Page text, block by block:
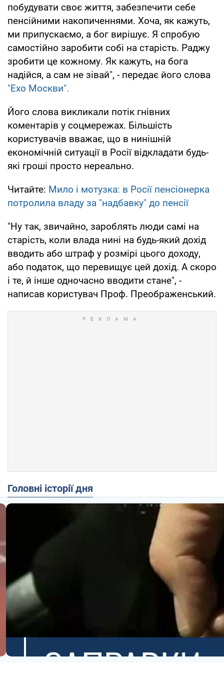
побудувати своє життя, забезпечити себе
пенсійними накопиченнями. Хоча, як кажуть,
ми припускаємо, а бог вирішує. Я спробую
самостійно заробити собі на старість. Раджу
зробити це кожному. Як кажуть, на бога
надійся, а сам не зівай", - передає його слова
"Ехо Москви".
Його слова викликали потік гнівних
коментарів у соцмережах. Більшість
користувачів вважає, що в нинішній
економічній ситуації в Росії відкладати будь-
які гроші просто нереально.
Читайте: Мило і мотузка: в Росії пенсіонерка
потролила владу за "надбавку" до пенсії
"Ну так, звичайно, зароблять люди самі на
старість, коли влада нині на будь-який дохід
вводить або штраф у розмірі цього доходу,
або податок, що перевищує цей дохід. А скоро
і те, й інше одночасно вводити стане", -
написав користувач Проф. Преображенський.
Головні історії дня